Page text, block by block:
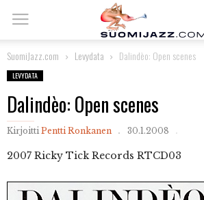
SuomiJazz.com Levydata Dalindèo: Open scenes
LEVYDATA
Dalindèo: Open scenes
Kirjoitti Pentti Ronkanen 30.1.2008
2007 Ricky Tick Records RTCD03